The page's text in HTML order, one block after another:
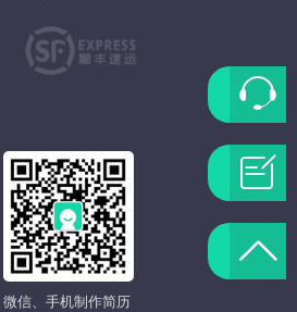
微信、手机制作简历
联
系
客
服
题
反
返